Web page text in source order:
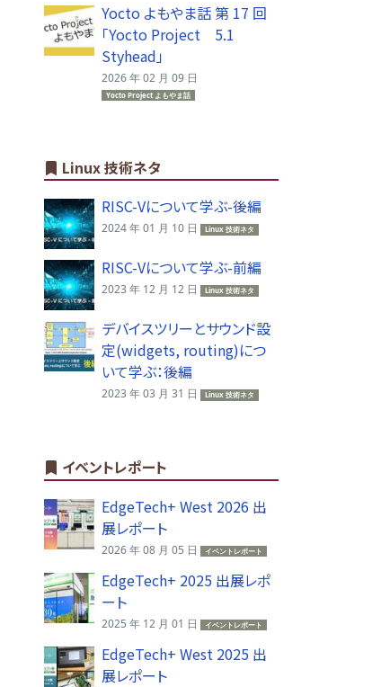
Yocto よもやま話 第 17 回
「Yocto Project 5.1
Styhead」
2026 年 02 月 09 日
Yocto Project よもやま話
Linux 技術ネタ
RISC-Vについて学ぶ-後編
2024 年 01 月 10 日 Linux 技術ネタ
RISC-Vについて学ぶ-前編
2023 年 12 月 12 日 Linux 技術ネタ
デバイスツリーとサウンド設
定(widgets, routing)につ
いて学ぶ：後編
2023 年 03 月 31 日 Linux 技術ネタ
イベントレポート
EdgeTech+ West 2026 出
展レポート
2026 年 08 月 05 日 イベントレポート
EdgeTech+ 2025 出展レポ
ート
2025 年 12 月 01 日 イベントレポート
EdgeTech+ West 2025 出
展レポート